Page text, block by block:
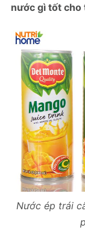
nước gì tốt cho
Nước ép trái